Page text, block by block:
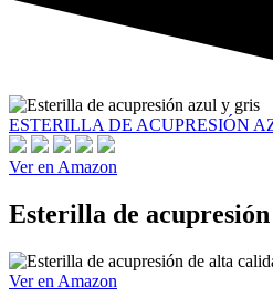
ESTERILLA DE ACUPRESIÓN
Ver en Amazon
Esterilla de
Ver en Amazon